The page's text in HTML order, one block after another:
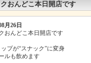
おんどこ本日開店です
月26日
おんどこ本日開店です
プが“スナック”に変身
ルも飲めます